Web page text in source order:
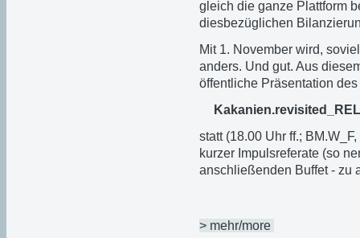
gleich die ganze Plattform
diesbezüglichen
Mit 1. November wird,
anders. Und gut. Aus
öffentliche Präsentation des
statt (18.00 Uhr ff.;
kurzer Impulsreferate (so
anschließenden Buffet - zu
> mehr/more